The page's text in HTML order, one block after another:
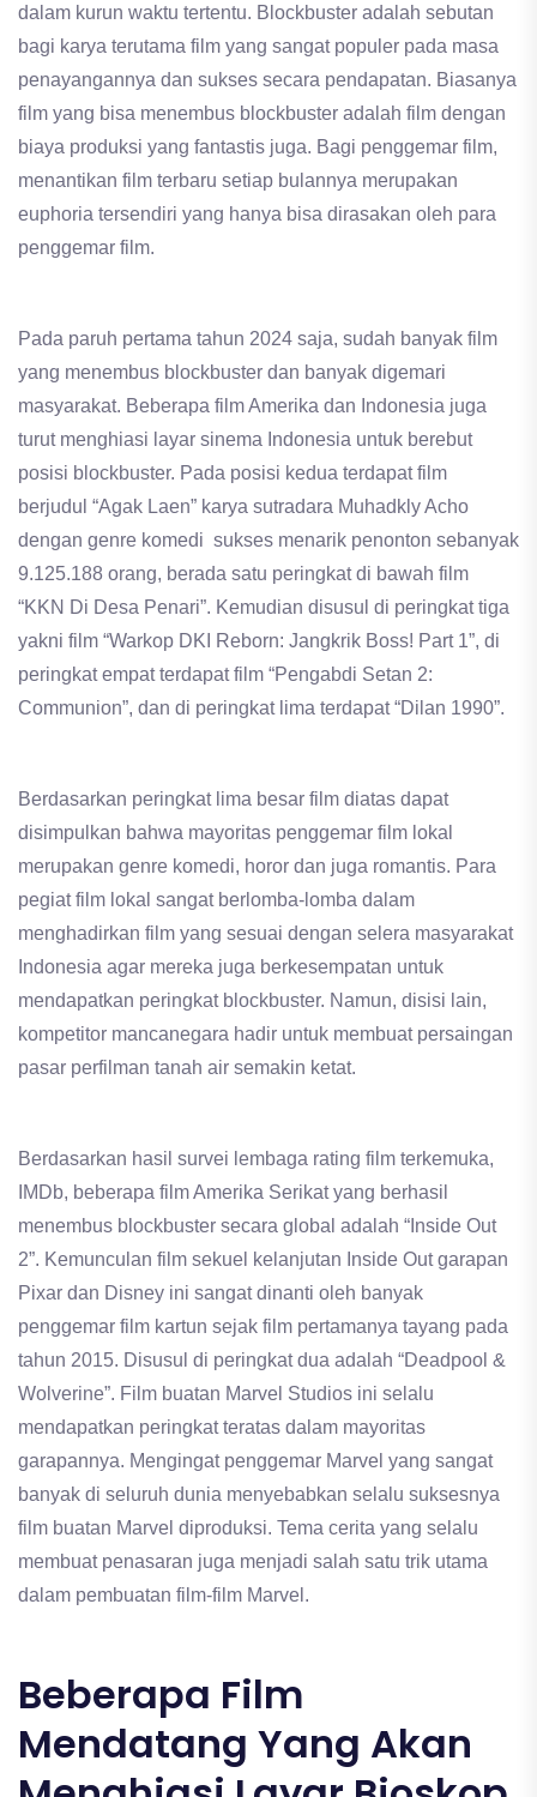
dalam kurun waktu tertentu. Blockbuster adalah sebutan
bagi karya terutama film yang sangat populer pada masa
penayangannya dan sukses secara pendapatan. Biasanya
film yang bisa menembus blockbuster adalah film dengan
biaya produksi yang fantastis juga. Bagi penggemar film,
menantikan film terbaru setiap bulannya merupakan
euphoria tersendiri yang hanya bisa dirasakan oleh para
penggemar film.
Pada paruh pertama tahun 2024 saja, sudah banyak film
yang menembus blockbuster dan banyak digemari
masyarakat. Beberapa film Amerika dan Indonesia juga
turut menghiasi layar sinema Indonesia untuk berebut
posisi blockbuster. Pada posisi kedua terdapat film
berjudul “Agak Laen” karya sutradara Muhadkly Acho
dengan genre komedi sukses menarik penonton sebanyak
9.125.188 orang, berada satu peringkat di bawah film
“KKN Di Desa Penari”. Kemudian disusul di peringkat tiga
yakni film “Warkop DKI Reborn: Jangkrik Boss! Part 1”, di
peringkat empat terdapat film “Pengabdi Setan 2:
Communion”, dan di peringkat lima terdapat “Dilan 1990”.
Berdasarkan peringkat lima besar film diatas dapat
disimpulkan bahwa mayoritas penggemar film lokal
merupakan genre komedi, horor dan juga romantis. Para
pegiat film lokal sangat berlomba-lomba dalam
menghadirkan film yang sesuai dengan selera masyarakat
Indonesia agar mereka juga berkesempatan untuk
mendapatkan peringkat blockbuster. Namun, disisi lain,
kompetitor mancanegara hadir untuk membuat persaingan
pasar perfilman tanah air semakin ketat.
Berdasarkan hasil survei lembaga rating film terkemuka,
IMDb, beberapa film Amerika Serikat yang berhasil
menembus blockbuster secara global adalah “Inside Out
2”. Kemunculan film sekuel kelanjutan Inside Out garapan
Pixar dan Disney ini sangat dinanti oleh banyak
penggemar film kartun sejak film pertamanya tayang pada
tahun 2015. Disusul di peringkat dua adalah “Deadpool &
Wolverine”. Film buatan Marvel Studios ini selalu
mendapatkan peringkat teratas dalam mayoritas
garapannya. Mengingat penggemar Marvel yang sangat
banyak di seluruh dunia menyebabkan selalu suksesnya
film buatan Marvel diproduksi. Tema cerita yang selalu
membuat penasaran juga menjadi salah satu trik utama
dalam pembuatan film-film Marvel.
Beberapa Film
Mendatang Yang Akan